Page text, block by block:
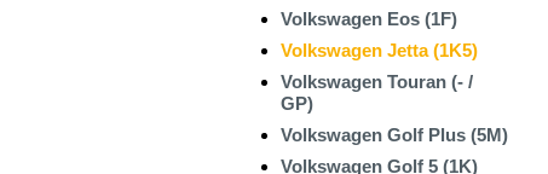
Volkswagen Eos (1F)
Volkswagen Jetta (1K5)
Volkswagen Touran (- /
GP)
Volkswagen Golf Plus (5M)
Volkswagen Golf 5 (1K)